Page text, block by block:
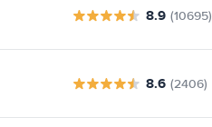
8.9 (10695)
8.6 (2406)